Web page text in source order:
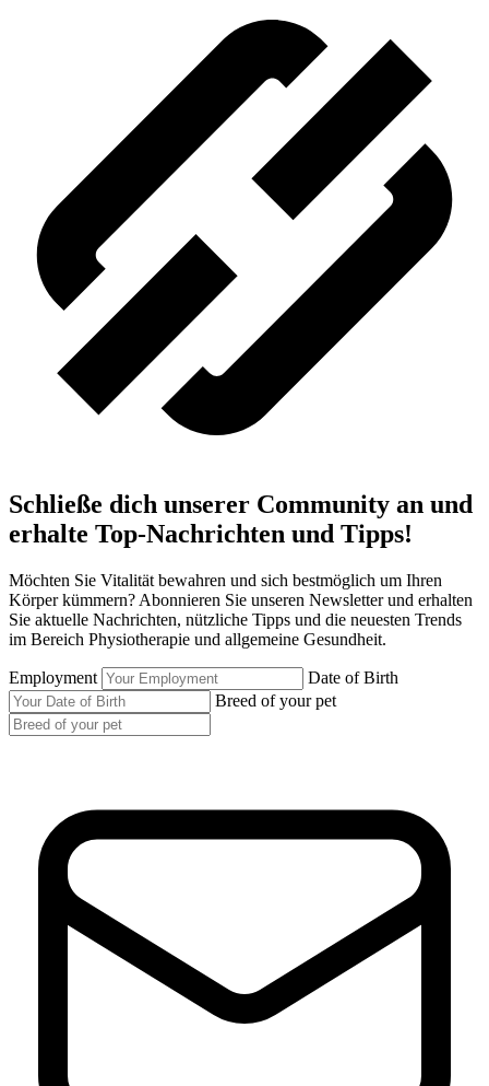
Schließe dich unserer Community an und
erhalte Top-Nachrichten und Tipps!
Möchten Sie Vitalität bewahren und sich bestmöglich um Ihren
Körper kümmern? Abonnieren Sie unseren Newsletter und erhalten
Sie aktuelle Nachrichten, nützliche Tipps und die neuesten Trends
im Bereich Physiotherapie und allgemeine Gesundheit.
Employment
Date of Birth
Breed of your pet